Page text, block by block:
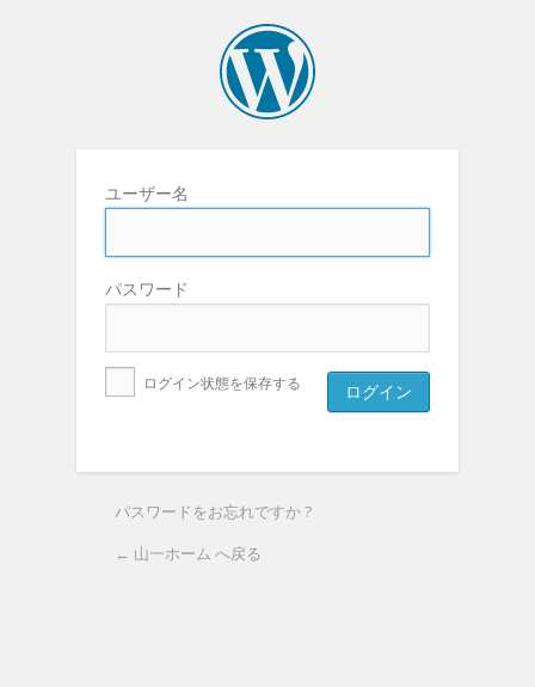
ユーザー名
パスワード
ログイン状態を保存する
パスワードをお忘れですか ?
← 山一ホーム へ戻る